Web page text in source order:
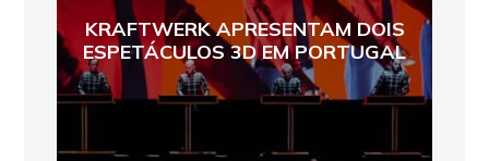
KRAFTWERK APRESENTAM DOIS
ESPETÁCULOS 3D EM PORTUGAL